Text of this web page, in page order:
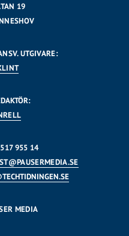
19
UTGIVARE:
955 14
MEDIA